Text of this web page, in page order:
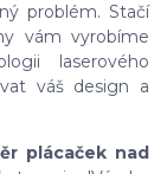
problém. Stačí
vám vyrobíme
laserového
váš design a
plácaček nad